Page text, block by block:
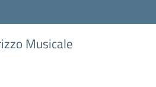
Musicale